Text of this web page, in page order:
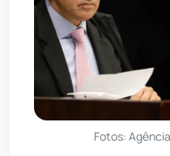
Fotos: